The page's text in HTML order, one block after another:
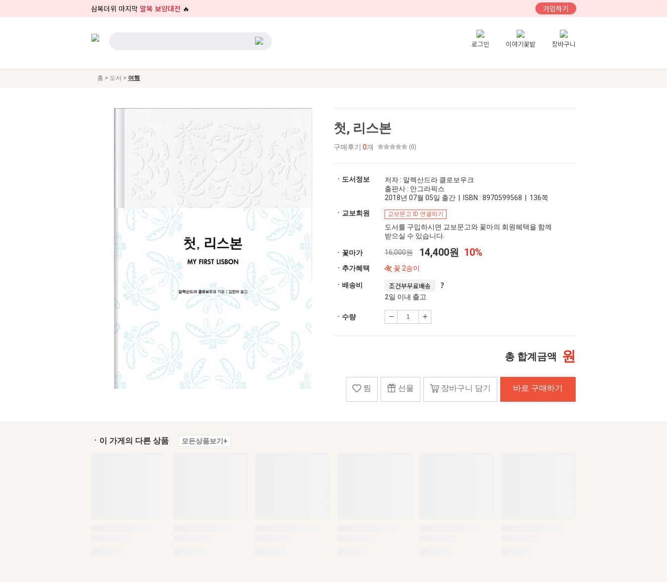
삼복더위 마지막 말복 보양대전 🔥 가입하기
로그인 이야기꽃밭 장바구니
홈 > 도서 > 여행
첫, 리스본
구매후기 0개 (0)
ㆍ도서정보
저자 : 알렉산드라 클로보우크
출판사 : 안그라픽스
2018년 07월 05일 출간 | ISBN : 8970599568 | 136쪽
ㆍ교보회원
교보문고 ID 연결하기
도서를 구입하시면 교보문고와 꽃마의 회원혜택을 함께
받으실 수 있습니다.
ㆍ꽃마가 16,000원 14,400원 10%
ㆍ추가혜택 꽃 2송이
ㆍ배송비 조건부무료배송
2일 이내 출고
ㆍ수량
총 합계금액 원
찜 선물 장바구니 담기 바로 구매하기
ㆍ이 가게의 다른 상품 모든상품보기+